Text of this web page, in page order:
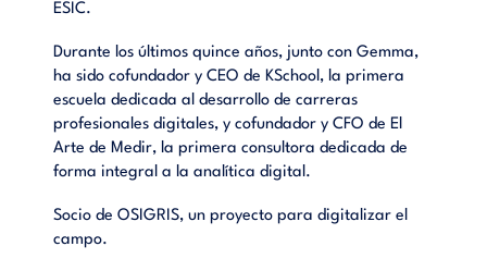
ESIC.
Durante los últimos quince años, junto con Gemma,
ha sido cofundador y CEO de KSchool, la primera
escuela dedicada al desarrollo de carreras
profesionales digitales, y cofundador y CFO de El
Arte de Medir, la primera consultora dedicada de
forma integral a la analítica digital.
Socio de OSIGRIS, un proyecto para digitalizar el
campo.